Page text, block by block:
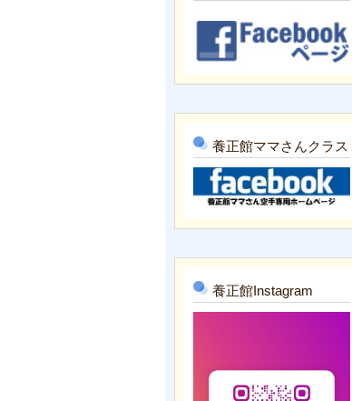
養正館ママさんクラス
養正館Instagram